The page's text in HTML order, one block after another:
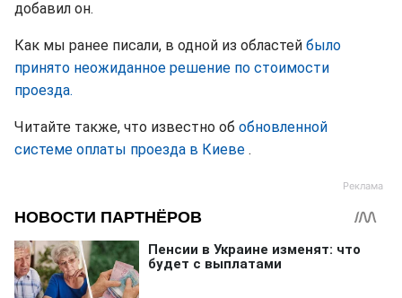
добавил он.
Как мы ранее писали, в одной из областей было
принято неожиданное решение по стоимости
проезда.
Читайте также, что известно об обновленной
системе оплаты проезда в Киеве .